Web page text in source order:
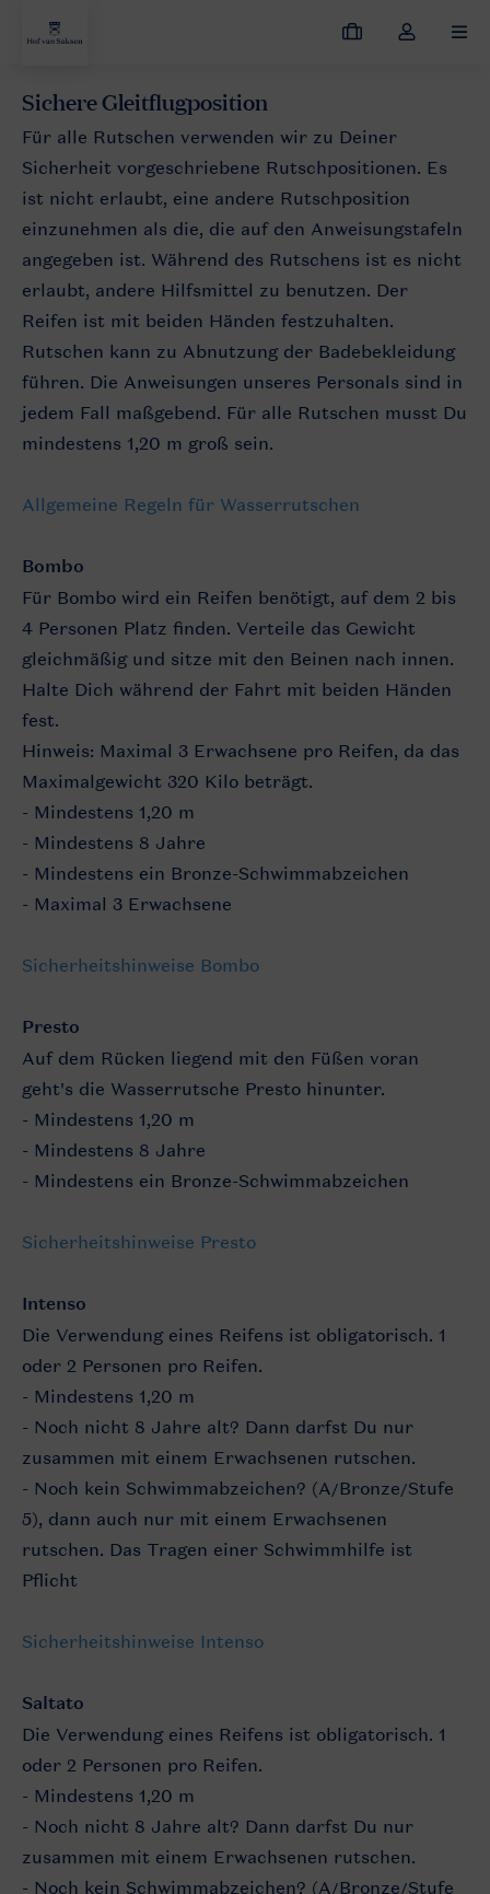
Meine
Dropdown-
öffnen
Hof van Saksen Resort entdecken
Sichere Gleitflugposition
Für alle Rutschen verwenden wir zu Deiner
Sicherheit vorgeschriebene Rutschpositionen. Es
ist nicht erlaubt, eine andere Rutschposition
einzunehmen als die, die auf den Anweisungstafeln
angegeben ist. Während des Rutschens ist es nicht
erlaubt, andere Hilfsmittel zu benutzen. Der
Reifen ist mit beiden Händen festzuhalten.
Rutschen kann zu Abnutzung der Badebekleidung
führen. Die Anweisungen unseres Personals sind in
jedem Fall maßgebend. Für alle Rutschen musst Du
mindestens 1,20 m groß sein.
Allgemeine Regeln für Wasserrutschen
Bombo
Für Bombo wird ein Reifen benötigt, auf dem 2 bis
4 Personen Platz finden. Verteile das Gewicht
gleichmäßig und sitze mit den Beinen nach innen.
Halte Dich während der Fahrt mit beiden Händen
fest.
Hinweis: Maximal 3 Erwachsene pro Reifen, da das
Maximalgewicht 320 Kilo beträgt.
- Mindestens 1,20 m
- Mindestens 8 Jahre
- Mindestens ein Bronze-Schwimmabzeichen
- Maximal 3 Erwachsene
Sicherheitshinweise Bombo
Presto
Auf dem Rücken liegend mit den Füßen voran
geht's die Wasserrutsche Presto hinunter.
- Mindestens 1,20 m
- Mindestens 8 Jahre
- Mindestens ein Bronze-Schwimmabzeichen
Sicherheitshinweise Presto
Intenso
Die Verwendung eines Reifens ist obligatorisch. 1
oder 2 Personen pro Reifen.
- Mindestens 1,20 m
- Noch nicht 8 Jahre alt? Dann darfst Du nur
zusammen mit einem Erwachsenen rutschen.
- Noch kein Schwimmabzeichen? (A/Bronze/Stufe
5), dann auch nur mit einem Erwachsenen
rutschen. Das Tragen einer Schwimmhilfe ist
Pflicht
Sicherheitshinweise Intenso
Saltato
Die Verwendung eines Reifens ist obligatorisch. 1
oder 2 Personen pro Reifen.
- Mindestens 1,20 m
- Noch nicht 8 Jahre alt? Dann darfst Du nur
zusammen mit einem Erwachsenen rutschen.
- Noch kein Schwimmabzeichen? (A/Bronze/Stufe